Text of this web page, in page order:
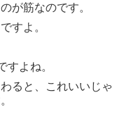
が筋なのです。
すよ。
すよね。
ると、これいいじゃ